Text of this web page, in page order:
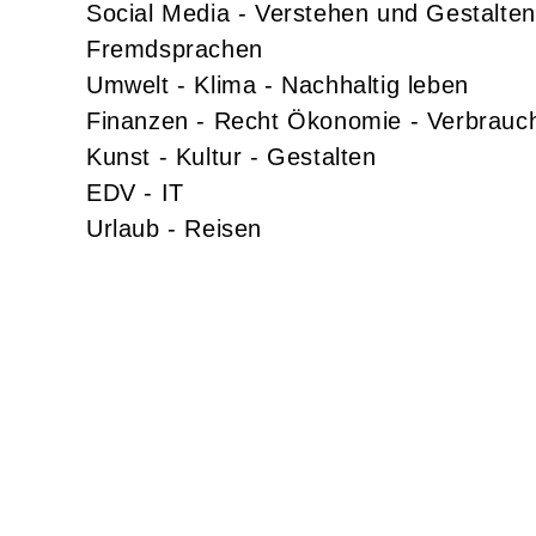
Social Media - Verstehen und Gestalten
Fremdsprachen
Umwelt - Klima - Nachhaltig leben
Finanzen - Recht Ökonomie -
Kunst - Kultur - Gestalten
EDV - IT
Urlaub - Reisen